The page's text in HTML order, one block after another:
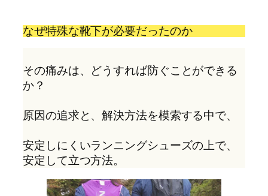
なぜ特殊な靴下が必要だったのか
その痛みは、どうすれば防ぐことができる
か？
原因の追求と、解決方法を模索する中で、
安定しにくいランニングシューズの上で、
安定して立つ方法。